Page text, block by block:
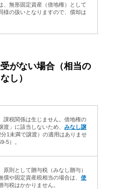
、無形固定資産（借地権）として
様の扱いとなりますので、償却は
がない場合（相当の
し）
課税関係は生じません。借地権の
渡」に該当しないため、 みなし譲
1未満で譲渡）の適用はありませ
5）。
原則として贈与税（みなし贈与）
償や固定資産税相当の場合は、 使
与税はかかりません。